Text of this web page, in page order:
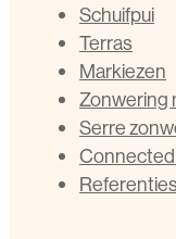
Schuifpui
Terras
Markiezen
Zonwering
Serre
Referenties